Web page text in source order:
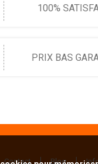
100%
PRIX BAS
Contact Blog